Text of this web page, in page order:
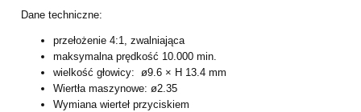
Dane techniczne:
przełożenie 4:1, zwalniająca
maksymalna prędkość 10.000 min.
wielkość głowicy: ø9.6 × H 13.4 mm
Wiertła maszynowe: ø2.35
Wymiana wierteł przyciskiem